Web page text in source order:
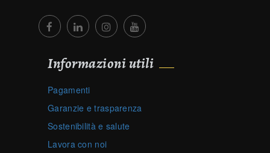
Informazioni utili
Pagamenti
Garanzie e trasparenza
Sostenibilità e salute
Lavora con noi